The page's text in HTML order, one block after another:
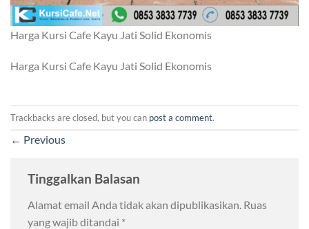
Harga Kursi Cafe Kayu Jati Solid Ekonomis
Harga Kursi Cafe Kayu Jati Solid Ekonomis
Trackbacks are closed, but you can post a comment.
← Previous
Tinggalkan Balasan
Alamat email Anda tidak akan dipublikasikan. Ruas
yang wajib ditandai *